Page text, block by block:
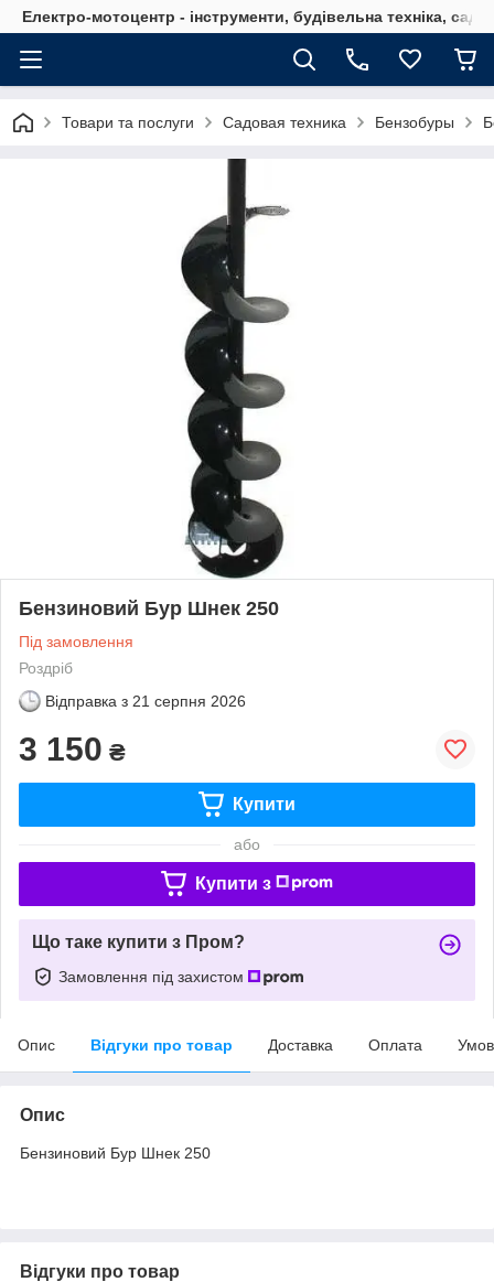
Електро-мотоцентр - інструменти, будівельна техніка,
Товари та послуги Садовая техника Бензобуры
Бензиновий Бур Шнек 250
Під замовлення
Роздріб
Відправка з 21 серпня 2026
3 150 ₴
Купити
або
Купити з
Що таке купити з Пром?
Замовлення під захистом
Опис Відгуки про товар Доставка Оплата
Опис
Бензиновий Бур Шнек 250
Відгуки про товар